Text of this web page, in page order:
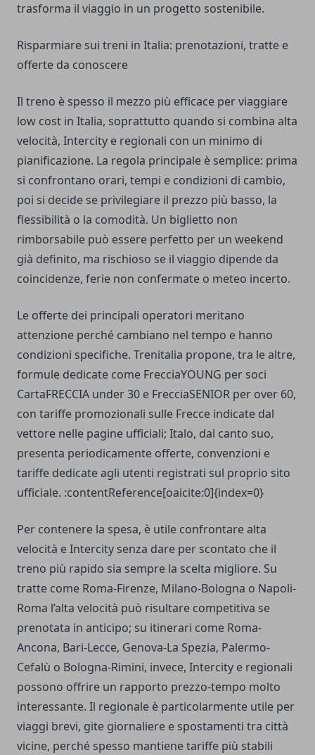
trasforma il viaggio in un progetto sostenibile.
Risparmiare sui treni in Italia: prenotazioni, tratte e
offerte da conoscere
Il treno è spesso il mezzo più efficace per viaggiare
low cost in Italia, soprattutto quando si combina alta
velocità, Intercity e regionali con un minimo di
pianificazione. La regola principale è semplice: prima
si confrontano orari, tempi e condizioni di cambio,
poi si decide se privilegiare il prezzo più basso, la
flessibilità o la comodità. Un biglietto non
rimborsabile può essere perfetto per un weekend
già definito, ma rischioso se il viaggio dipende da
coincidenze, ferie non confermate o meteo incerto.
Le offerte dei principali operatori meritano
attenzione perché cambiano nel tempo e hanno
condizioni specifiche. Trenitalia propone, tra le altre,
formule dedicate come FrecciaYOUNG per soci
CartaFRECCIA under 30 e FrecciaSENIOR per over 60,
con tariffe promozionali sulle Frecce indicate dal
vettore nelle pagine ufficiali; Italo, dal canto suo,
presenta periodicamente offerte, convenzioni e
tariffe dedicate agli utenti registrati sul proprio sito
ufficiale. :contentReference[oaicite:0]{index=0}
Per contenere la spesa, è utile confrontare alta
velocità e Intercity senza dare per scontato che il
treno più rapido sia sempre la scelta migliore. Su
tratte come Roma-Firenze, Milano-Bologna o Napoli-
Roma l’alta velocità può risultare competitiva se
prenotata in anticipo; su itinerari come Roma-
Ancona, Bari-Lecce, Genova-La Spezia, Palermo-
Cefalù o Bologna-Rimini, invece, Intercity e regionali
possono offrire un rapporto prezzo-tempo molto
interessante. Il regionale è particolarmente utile per
viaggi brevi, gite giornaliere e spostamenti tra città
vicine, perché spesso mantiene tariffe più stabili